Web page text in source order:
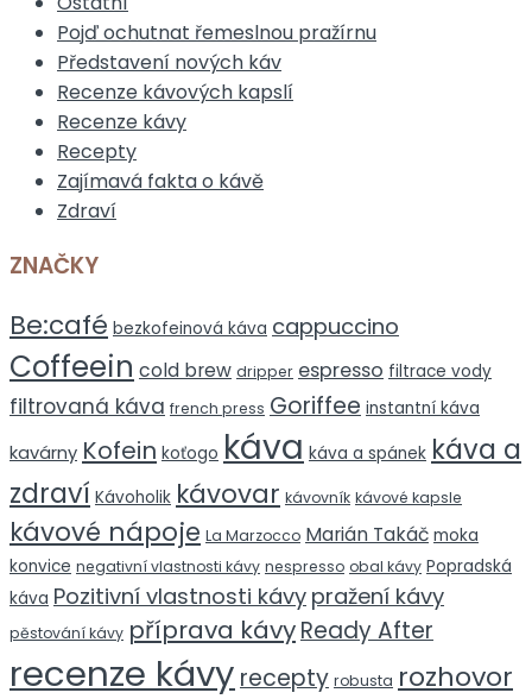
Pojď ochutnat řemeslnou pražírnu
Představení nových káv
Recenze kávových kapslí
Recenze kávy
Recepty
Zajímavá fakta o kávě
Zdraví
ZNAČKY
Be:café bezkofeinová káva cappuccino
Coffeein cold brew dripper espresso filtrace vody
filtrovaná káva french press Goriffee instantní káva
kavárny Kofein koťogo káva káva a spánek káva a
zdraví Kávoholik kávovar kávovník kávové kapsle
kávové nápoje La Marzocco Marián Takáč moka
konvice negativní vlastnosti kávy nespresso obal kávy Popradská
káva Pozitivní vlastnosti kávy pražení kávy
pěstování kávy příprava kávyReady After
recenze kávy recepty robusta rozhovor